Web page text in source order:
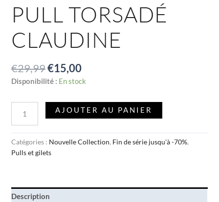
PULL TORSADÉ
CLAUDINE
€29,99€15,00
Disponibilité : En stock
AJOUTER AU PANIER
Catégories : Nouvelle Collection, Fin de série jusqu'à -70%,
Pulls et gilets
Description